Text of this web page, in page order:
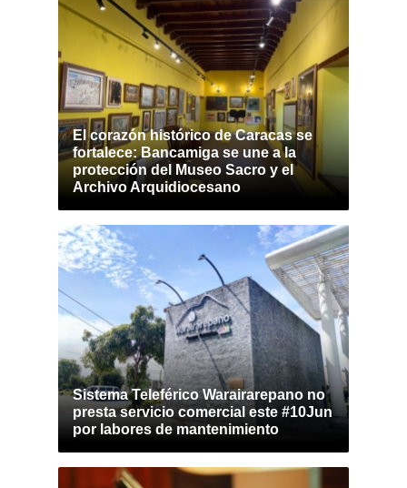
El corazón histórico de Caracas se
fortalece: Bancamiga se une a la
protección del Museo Sacro y el
Archivo Arquidiocesano
Sistema Teleférico Warairarepano no
presta servicio comercial este #10Jun
por labores de mantenimiento